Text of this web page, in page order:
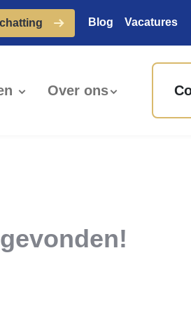
Blog Vacatures
Over ons